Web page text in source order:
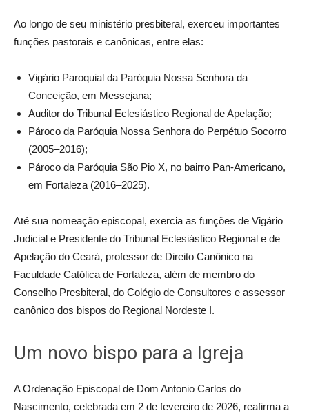
Ao longo de seu ministério presbiteral, exerceu importantes
funções pastorais e canônicas, entre elas:
Vigário Paroquial da Paróquia Nossa Senhora da
Conceição, em Messejana;
Auditor do Tribunal Eclesiástico Regional de Apelação;
Pároco da Paróquia Nossa Senhora do Perpétuo Socorro
(2005–2016);
Pároco da Paróquia São Pio X, no bairro Pan-Americano,
em Fortaleza (2016–2025).
Até sua nomeação episcopal, exercia as funções de Vigário
Judicial e Presidente do Tribunal Eclesiástico Regional e de
Apelação do Ceará, professor de Direito Canônico na
Faculdade Católica de Fortaleza, além de membro do
Conselho Presbiteral, do Colégio de Consultores e assessor
canônico dos bispos do Regional Nordeste I.
Um novo bispo para a Igreja
A Ordenação Episcopal de Dom Antonio Carlos do
Nascimento, celebrada em 2 de fevereiro de 2026, reafirma a